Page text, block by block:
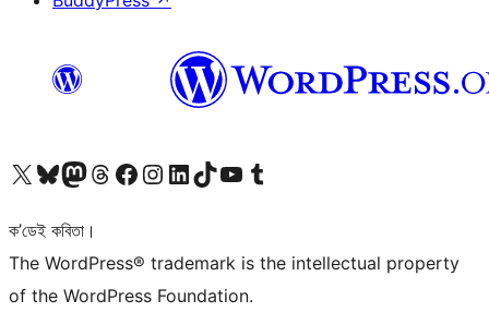
আমাৰ X (আগৰ Twitter) একাউণ্টলৈ যাওকআমাৰ Bluesky একাউণ্টলৈ যাওকআমাৰ Mastodon একাউণ্টলৈ যাওকআমাৰ Threads একাউণ্টলৈ যাওকআমাৰ Facebook পৃষ্ঠালৈ যাওকআমাৰ Instagram একাউণ্টলৈ যাওকআমাৰ LinkedIn একাউণ্টলৈ যাওকআমাৰ TikTok একাউণ্টলৈ যাওকআমাৰ YouTube চেনেললৈ যাওকআমাৰ Tumblr একাউণ্টলৈ যাওক
ক’ডেই কবিতা।
The WordPress® trademark is the intellectual property
of the WordPress Foundation.